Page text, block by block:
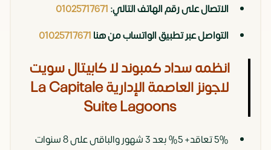
الاتصال على رقم الهاتف التالي:01025717671
التواصل عبر تطبيق الواتساب من هنا01025717671
انظمه سداد كمبوند لا كابيتال سويت
لاجونز العاصمة الإدارية La Capitale
Suite Lagoons
5% تعاقد+ 5% بعد 3 شهور والباقى على 8 سنوات